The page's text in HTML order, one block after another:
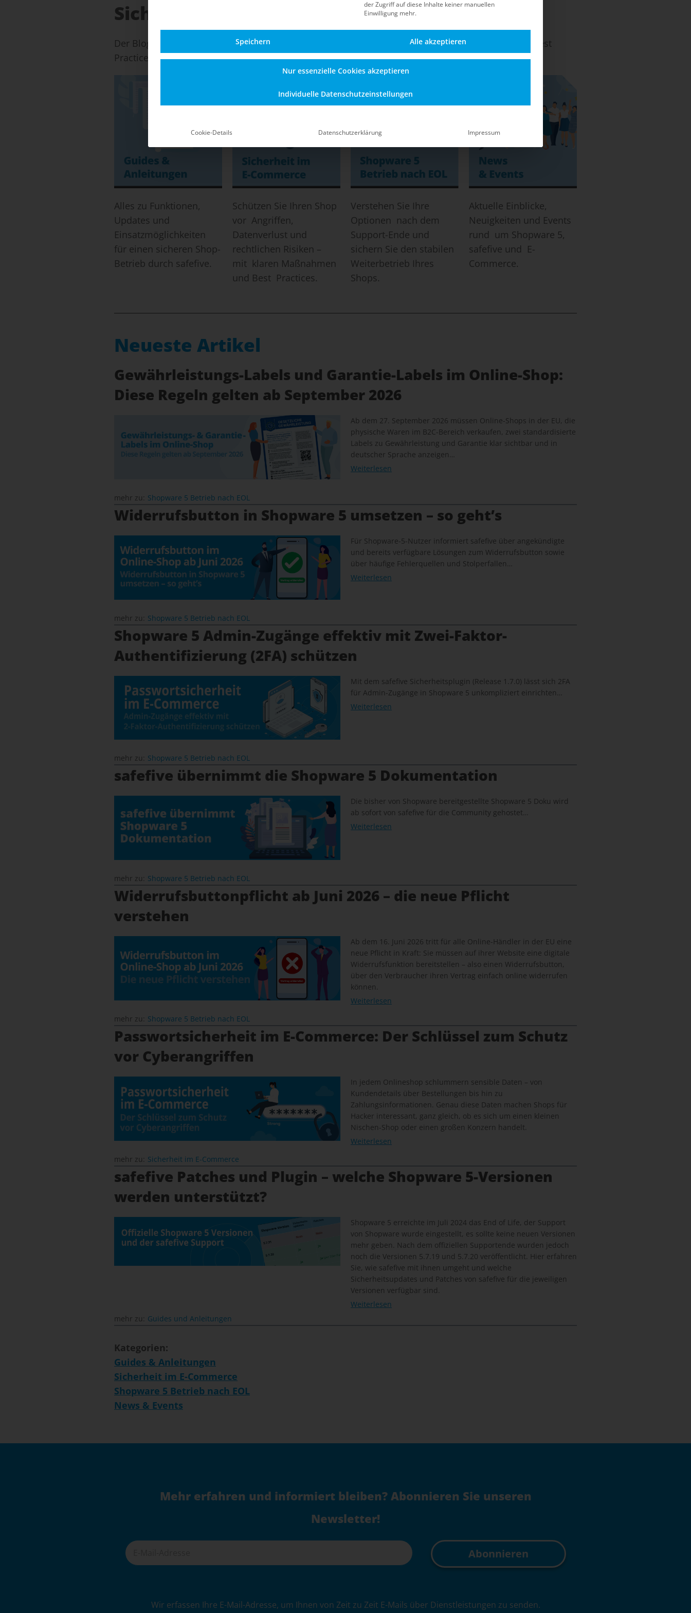
Sicherheits-Blog
Der Blog für Shopware 5: Informationen zu Sicherheit, Updates, dem Betrieb nach dem EOL und Best
Practices für einen stabilen Shopware-5-Shop – auch nach dem offiziellen End-of-Life.
Alles zu Funktionen,
Updates und
Einsatzmöglichkeiten
für einen sicheren Shop-
Betrieb durch safefive.
Schützen Sie Ihren Shop
vor Angriffen,
Datenverlust und
rechtlichen Risiken –
mit klaren Maßnahmen
und Best Practices.
Verstehen Sie Ihre
Optionen nach dem
Support-Ende und
sichern Sie den stabilen
Weiterbetrieb Ihres
Shops.
Aktuelle Einblicke,
Neuigkeiten und Events
rund um Shopware 5,
safefive und E-
Commerce.
Neueste Artikel
Gewährleistungs-Labels und Garantie-Labels im Online-Shop:
Diese Regeln gelten ab September 2026
Ab dem 27. September 2026 müssen Online-Shops in der EU, die
physische Waren im B2C-Bereich verkaufen, zwei standardisierte
Labels zu Gewährleistung und Garantie klar sichtbar und in
deutscher Sprache anzeigen…
Weiterlesen
mehr zu: Shopware 5 Betrieb nach EOL
Widerrufsbutton in Shopware 5 umsetzen – so geht’s
Für Shopware-5-Nutzer informiert safefive über angekündigte
und bereits verfügbare Lösungen zum Widerrufsbutton sowie
über häufige Fehlerquellen und Stolperfallen…
Weiterlesen
mehr zu: Shopware 5 Betrieb nach EOL
Shopware 5 Admin-Zugänge effektiv mit Zwei-Faktor-
Authentifizierung (2FA) schützen
Mit dem safefive Sicherheitsplugin (Release 1.7.0) lässt sich 2FA
für Admin-Zugänge in Shopware 5 unkompliziert einrichten…
Weiterlesen
mehr zu: Shopware 5 Betrieb nach EOL
safefive übernimmt die Shopware 5 Dokumentation
Die bisher von Shopware bereitgestellte Shopware 5 Doku wird
ab sofort von safefive für die Community gehostet…
Weiterlesen
mehr zu: Shopware 5 Betrieb nach EOL
Widerrufsbuttonpflicht ab Juni 2026 – die neue Pflicht
verstehen
Ab dem 16. Juni 2026 tritt für alle Online-Händler in der EU eine
neue Pflicht in Kraft: Sie müssen auf ihrer Website eine digitale
Widerrufsfunktion bereitstellen – also einen Widerrufsbutton,
über den Verbraucher ihren Vertrag einfach online widerrufen
können.
Weiterlesen
mehr zu: Shopware 5 Betrieb nach EOL
Passwortsicherheit im E-Commerce: Der Schlüssel zum Schutz
vor Cyberangriffen
In jedem Onlineshop schlummern sensible Daten – von
Kundendetails über Bestellungen bis hin zu
Zahlungsinformationen. Genau diese Daten machen Shops für
Hacker interessant, ganz gleich, ob es sich um einen kleinen
Nischen-Shop oder einen großen Konzern handelt.
Weiterlesen
mehr zu: Sicherheit im E-Commerce
safefive Patches und Plugin – welche Shopware 5-Versionen
werden unterstützt?
Shopware 5 erreichte im Juli 2024 das End of Life, der Support
von Shopware wurde eingestellt, es sollte keine neuen Versionen
mehr geben. Nach dem offiziellen Supportende wurden jedoch
noch die Versionen 5.7.19 und 5.7.20 veröffentlicht. Hier erfahren
Sie, wie safefive mit ihnen umgeht und welche
Sicherheitsupdates und Patches von safefive für die jeweiligen
Versionen verfügbar sind.
Weiterlesen
mehr zu: Guides und Anleitungen
Kategorien:
Guides & Anleitungen
Sicherheit im E-Commerce
Shopware 5 Betrieb nach EOL
News & Events
Mehr erfahren und informiert bleiben? Abonnieren Sie unseren
Newsletter!
Wir erfassen Ihre E-Mail-Adresse, um Ihnen von Zeit zu Zeit E-Mails über Dienstleistungen zu senden.
der Zugriff auf diese Inhalte keiner manuellen
Einwilligung mehr.
Speichern Alle akzeptieren
Nur essenzielle Cookies akzeptieren
Individuelle Datenschutzeinstellungen
Cookie-Details Datenschutzerklärung Impressum